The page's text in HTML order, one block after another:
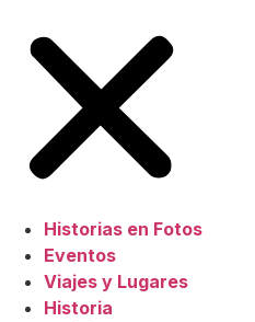
Historias en Fotos
Eventos
Viajes y Lugares
Historia